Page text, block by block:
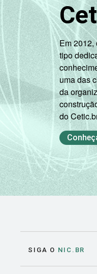
Em 2012,
tipo
uma das
da
do
SIGA O NIC.BR